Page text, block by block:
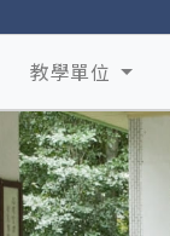
教學單位